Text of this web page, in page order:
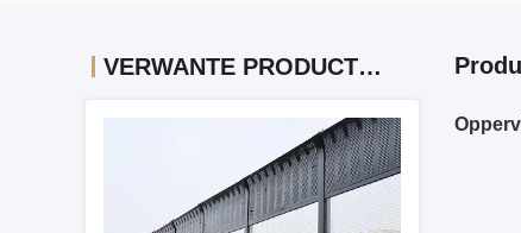
VERWANTE PRODUCTEN